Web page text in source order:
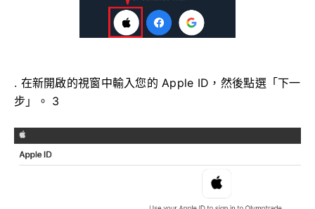
. 在新開啟的視窗中輸入您的 Apple ID，然後點選「下一
步」。 3